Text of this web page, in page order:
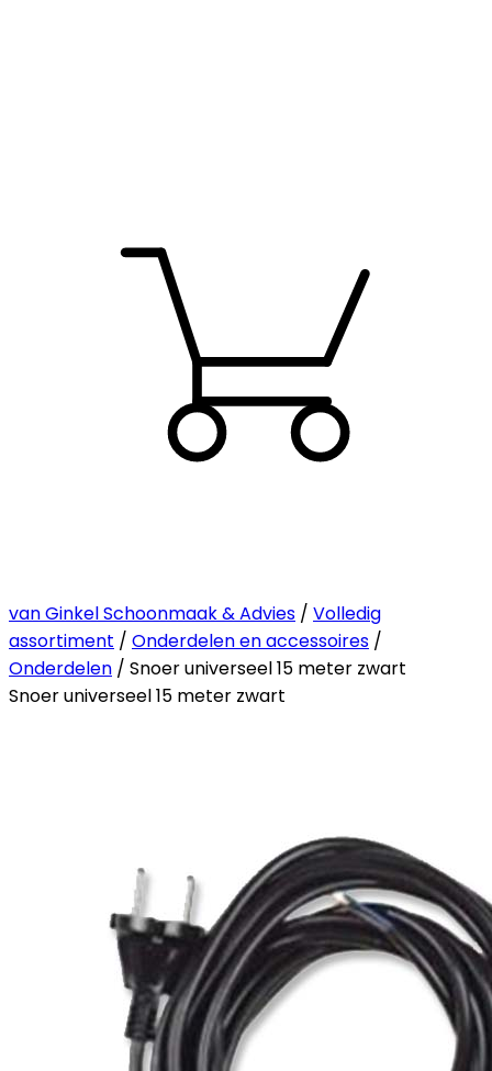
van Ginkel Schoonmaak & Advies / Volledig
assortiment / Onderdelen en accessoires /
Onderdelen / Snoer universeel 15 meter zwart
Snoer universeel 15 meter zwart